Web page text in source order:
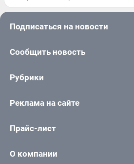
Подписаться на новости
Сообщить новость
Рубрики
Реклама на сайте
Прайс-лист
О компании